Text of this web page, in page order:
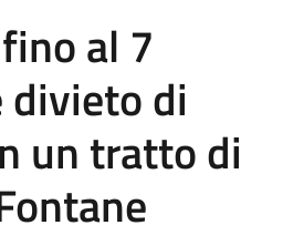
al 7
di
un tratto di